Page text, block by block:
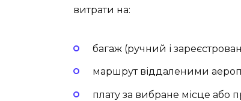
витрати на:
багаж (ручний і
маршрут віддаленими
плату за вибране місце або